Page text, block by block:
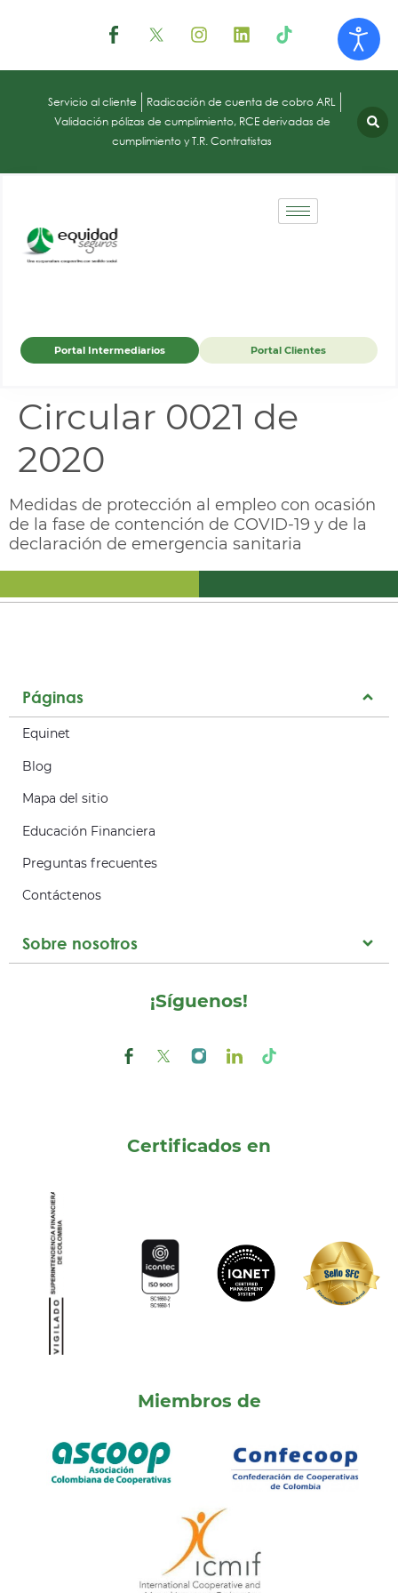
Servicio al cliente
Radicación de cuenta de cobro ARL
Validación pólizas de cumplimiento, RCE derivadas de
cumplimiento y T.R. Contratistas
Portal Intermediarios Portal Clientes
Circular 0021 de
2020
Medidas de protección al empleo con ocasión
de la fase de contención de COVID-19 y de la
declaración de emergencia sanitaria
Páginas
Equinet
Blog
Mapa del sitio
Educación Financiera
Preguntas frecuentes
Contáctenos
Sobre nosotros
¡Síguenos!
Certificados en
Miembros de